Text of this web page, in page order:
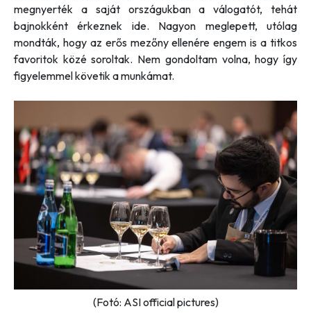
megnyerték a saját országukban a válogatót, tehát
bajnokként érkeznek ide. Nagyon meglepett, utólag
mondták, hogy az erős mezőny ellenére engem is a titkos
favoritok közé soroltak. Nem gondoltam volna, hogy így
figyelemmel követik a munkámat.
(Fotó: ASI official pictures)